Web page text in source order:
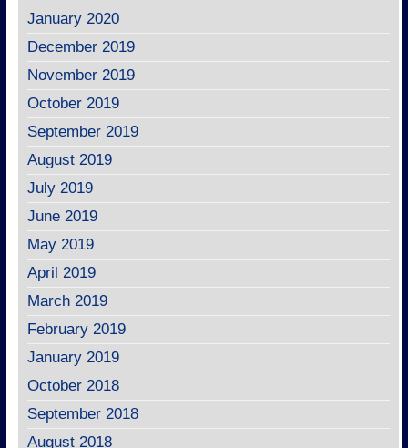
January 2020
December 2019
November 2019
October 2019
September 2019
August 2019
July 2019
June 2019
May 2019
April 2019
March 2019
February 2019
January 2019
October 2018
September 2018
August 2018